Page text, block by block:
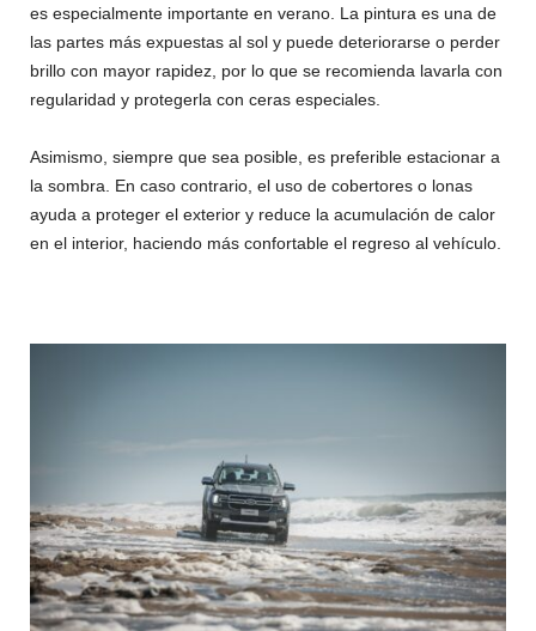
es especialmente importante en verano. La pintura es una de
las partes más expuestas al sol y puede deteriorarse o perder
brillo con mayor rapidez, por lo que se recomienda lavarla con
regularidad y protegerla con ceras especiales.
Asimismo, siempre que sea posible, es preferible estacionar a
la sombra. En caso contrario, el uso de cobertores o lonas
ayuda a proteger el exterior y reduce la acumulación de calor
en el interior, haciendo más confortable el regreso al vehículo.